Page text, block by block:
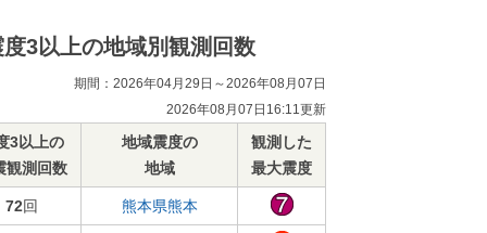
度3以上の地域別観測回数
期間：2026年04月29日～2026年08月07日
2026年08月07日16:11更新
3以上の
観測回数
地域震度の
地域
観測した
最大震度
72回 熊本県熊本